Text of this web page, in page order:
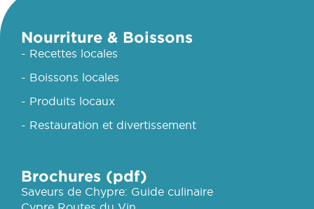
Nourriture & Boissons
- Recettes locales
- Boissons locales
- Produits locaux
- Restauration et divertissement
Brochures (pdf)
Saveurs de Chypre: Guide culinaire